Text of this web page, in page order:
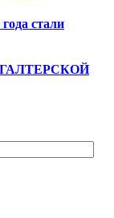
стали